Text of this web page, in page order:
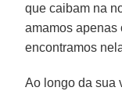
que caibam na
amamos apenas
encontramos
Ao longo da sua